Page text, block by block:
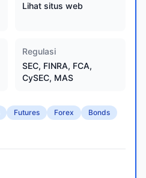
Lihat situs web
Regulasi
SEC, FINRA, FCA,
CySEC, MAS
Futures Forex
Bonds